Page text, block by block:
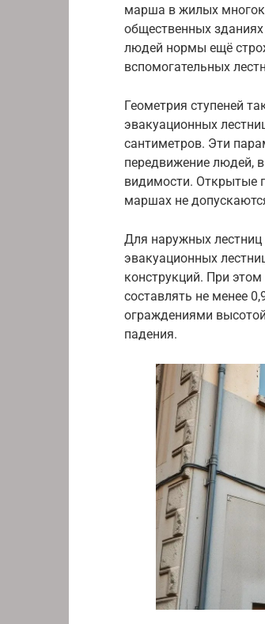
марша в жилых
общественных
людей нормы ещё
вспомогательных
Геометрия ступеней
эвакуационных
сантиметров. Эти
передвижение людей,
видимости. Открытые
маршах не
Для наружных
эвакуационных
конструкций. При
составлять не менее
ограждениями
падения.